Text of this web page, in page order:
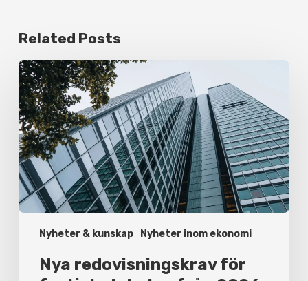
Related Posts
Nyheter & kunskap Nyheter inom ekonomi
Nya
redovisningskrav
för
fastighetsbolag
från
2026
Nya redovisningskrav för